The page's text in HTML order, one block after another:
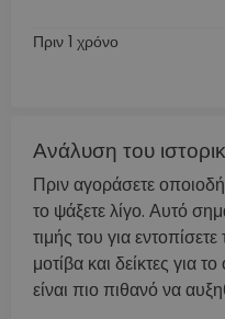
Πριν 1 χρόνο
Ανάλυση του
Πριν αγοράσετε
το ψάξετε λίγο. Αυτό
τιμής του για
μοτίβα και δείκτες για
είναι πιο πιθανό να